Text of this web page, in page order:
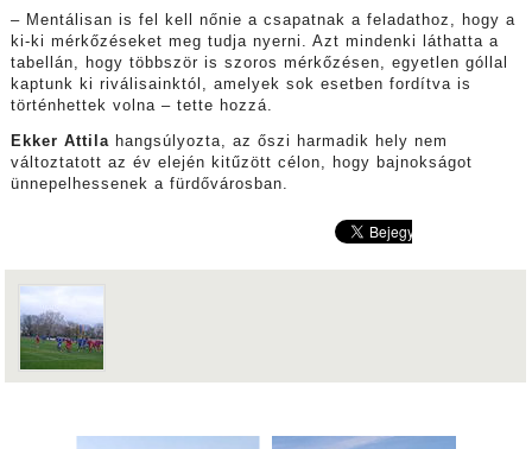
– Mentálisan is fel kell nőnie a csapatnak a feladathoz, hogy a
ki-ki mérkőzéseket meg tudja nyerni. Azt mindenki láthatta a
tabellán, hogy többször is szoros mérkőzésen, egyetlen góllal
kaptunk ki riválisainktól, amelyek sok esetben fordítva is
történhettek volna – tette hozzá.
Ekker Attilahangsúlyozta, az őszi harmadik hely nem
változtatott az év elején kitűzött célon, hogy bajnokságot
ünnepelhessenek a fürdővárosban.